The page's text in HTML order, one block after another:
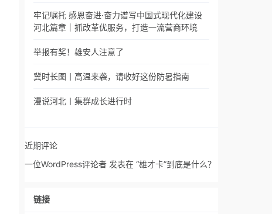
牢记嘱托 感恩奋进·奋力谱写中国式现代化建设
河北篇章｜抓改革优服务，打造一流营商环境
举报有奖！雄安人注意了
冀时长图丨高温来袭，请收好这份防暑指南
漫说河北丨集群成长进行时
近期评论
一位WordPress评论者 发表在 “雄才卡”到底是什么？
链接